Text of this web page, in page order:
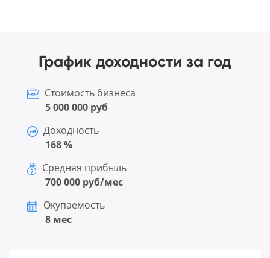
График доходности за год
Стоимость бизнеса
5 000 000 руб
Доходность
168 %
Средняя прибыль
700 000 руб/мес
Окупаемость
8 мес